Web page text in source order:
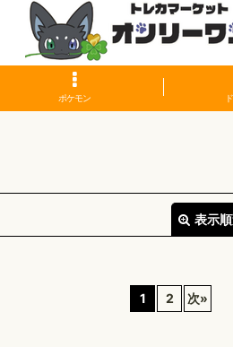
ポケモン
表示
1 2 次»